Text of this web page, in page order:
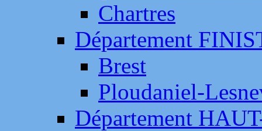
Chartres
Département
Brest
Ploudaniel-
Département